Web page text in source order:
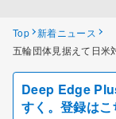
Top 新着ニュース
五輪団体見据えて日
Deep Edge
すく。登録はこ